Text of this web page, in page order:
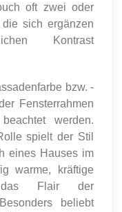
oft zwei oder
sich ergänzen
Kontrast
bzw. -
Fensterrahmen
werden.
spielt der Stil
eines Hauses im
warme, kräftige
das Flair der
beliebt